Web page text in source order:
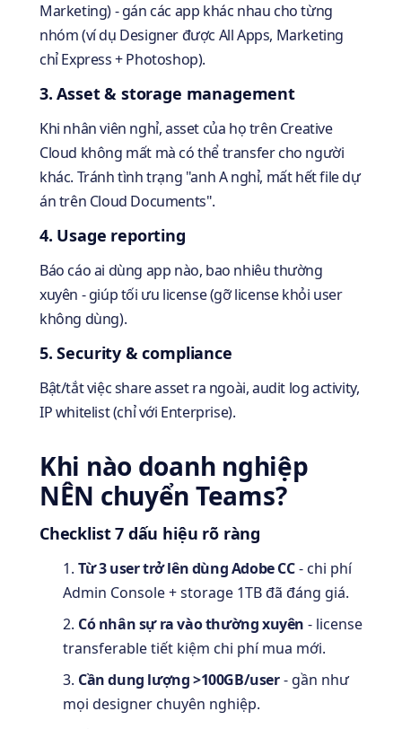
Marketing) - gán các app khác nhau cho từng
nhóm (ví dụ Designer được All Apps, Marketing
chỉ Express + Photoshop).
3. Asset & storage management
Khi nhân viên nghỉ, asset của họ trên Creative
Cloud không mất mà có thể transfer cho người
khác. Tránh tình trạng "anh A nghỉ, mất hết file dự
án trên Cloud Documents".
4. Usage reporting
Báo cáo ai dùng app nào, bao nhiêu thường
xuyên - giúp tối ưu license (gỡ license khỏi user
không dùng).
5. Security & compliance
Bật/tắt việc share asset ra ngoài, audit log activity,
IP whitelist (chỉ với Enterprise).
Khi nào doanh nghiệp
NÊN chuyển Teams?
Checklist 7 dấu hiệu rõ ràng
Từ 3 user trở lên dùng Adobe CC- chi phí
Admin Console + storage 1TB đã đáng giá.
Có nhân sự ra vào thường xuyên - license
transferable tiết kiệm chi phí mua mới.
Cần dung lượng >100GB/user- gần như
mọi designer chuyên nghiệp.